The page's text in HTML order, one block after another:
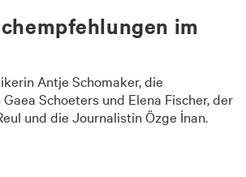
im
Antje Schomaker, die
Schoeters und Elena Fischer, der
und die Journalistin Özge İnan.